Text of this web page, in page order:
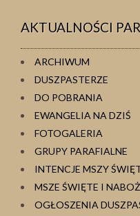
AKTUALNOŚCI
ARCHIWUM
DUSZPASTERZE
DO POBRANIA
EWANGELIA NA DZIŚ
FOTOGALERIA
GRUPY PARAFIALNE
INTENCJE MSZY
MSZE ŚWIĘTE I
OGŁOSZENIA